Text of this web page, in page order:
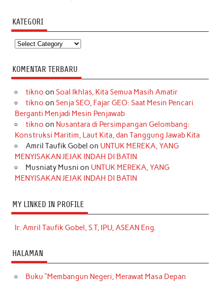
KATEGORI
Kategori
KOMENTAR TERBARU
tikno on Soal Ikhlas, Kita Semua Masih Amatir
tikno on Senja SEO, Fajar GEO: Saat Mesin Pencari
Berganti Menjadi Mesin Penjawab
tikno on Nusantara di Persimpangan Gelombang:
Konstruksi Maritim, Laut Kita, dan Tanggung Jawab Kita
Amril Taufik Gobel on UNTUK MEREKA, YANG
MENYISAKAN JEJAK INDAH DI BATIN
Musniaty Musni on UNTUK MEREKA, YANG
MENYISAKAN JEJAK INDAH DI BATIN
MY LINKED IN PROFILE
Ir. Amril Taufik Gobel, S.T, IPU, ASEAN Eng.
HALAMAN
Buku “Membangun Negeri, Merawat Masa Depan